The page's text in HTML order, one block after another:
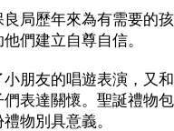
歷年來為有需要的孩
們建立自尊自信。
友的唱遊表演，又和
表達關懷。聖誕禮物
物別具意義。